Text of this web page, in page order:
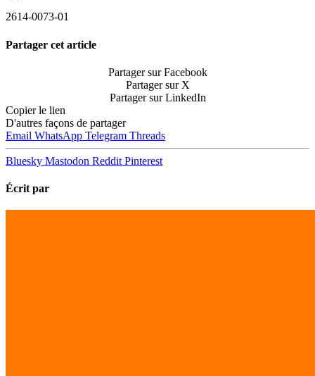
2614-0073-01
Partager cet article
Partager sur Facebook
Partager sur X
Partager sur LinkedIn
Copier le lien
D'autres façons de partager
Email WhatsApp Telegram Threads
Bluesky Mastodon Reddit Pinterest
Écrit par